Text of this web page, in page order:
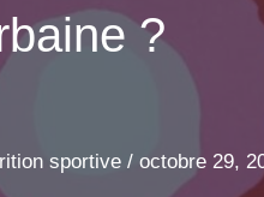
?
sportive/ octobre 29,